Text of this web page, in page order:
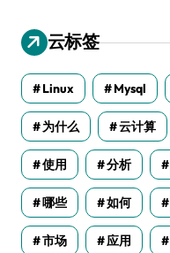
云标签
Linux Mysql
为什么 云计算
使用 分析
哪些 如何
市场 应用